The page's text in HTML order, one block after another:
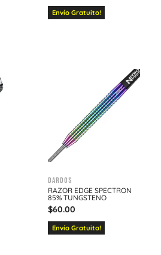
Envío Gratuito!
Dardos
RAZOR EDGE SPECTRON
85% TUNGSTENO
$60.00
Envío Gratuito!